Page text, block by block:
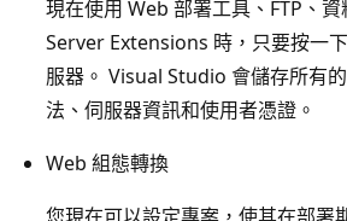
現在使用 Web 部署工具、FTP、
Server Extensions 時，只要按一
服器。 Visual Studio 會儲存所有
法、伺服器資訊和使用者憑證。
Web 組態轉換